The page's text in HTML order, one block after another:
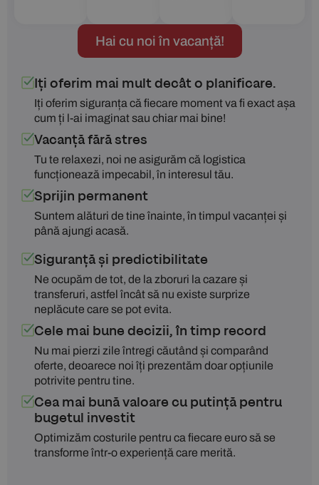
Hai cu noi în vacanță!
Iți oferim mai mult decât o planificare.
Iți oferim siguranța că fiecare moment va fi exact așa
cum ți l-ai imaginat sau chiar mai bine!
Vacanță fără stres
Tu te relaxezi, noi ne asigurăm că logistica
funcționează impecabil, în interesul tău.
Sprijin permanent
Suntem alături de tine înainte, în timpul vacanței și
până ajungi acasă.
Siguranță și predictibilitate
Ne ocupăm de tot, de la zboruri la cazare și
transferuri, astfel încât să nu existe surprize
neplăcute care se pot evita.
Cele mai bune decizii, în timp record
Nu mai pierzi zile întregi căutând și comparând
oferte, deoarece noi îți prezentăm doar opțiunile
potrivite pentru tine.
Cea mai bună valoare cu putință pentru
bugetul investit
Optimizăm costurile pentru ca fiecare euro să se
transforme într-o experiență care merită.